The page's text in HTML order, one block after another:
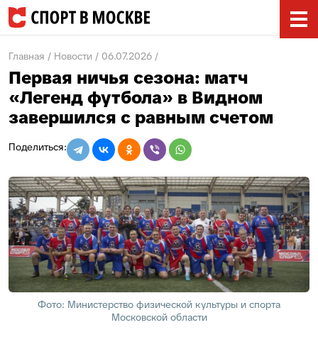
Главная Новости 06.07.2026
Первая ничья сезона: матч
«Легенд футбола» в Видном
завершился с равным счетом
Фото: Министерство физической культуры и спорта
Московской области